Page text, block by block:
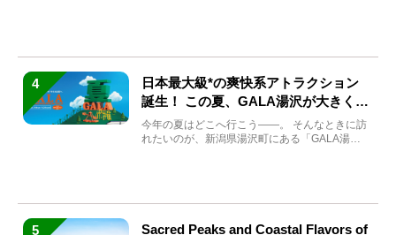
4
日本最大級*の爽快系アトラクション
誕生！ この夏、GALA湯沢が大きく生
まれ変わる
今年の夏はどこへ行こう――。 そんなときに訪
れたいのが、新潟県湯沢町にある「GALA湯
5
Sacred Peaks and Coastal Flavors of